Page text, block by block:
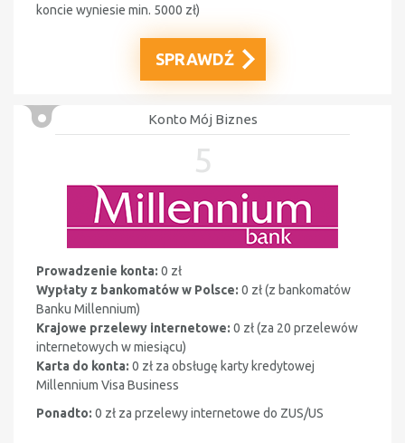
koncie wyniesie min. 5000 zł)
SPRAWDŹ
Konto Mój Biznes
5
Prowadzenie konta: 0 zł
Wypłaty z bankomatów w Polsce: 0 zł (z bankomatów
Banku Millennium)
Krajowe przelewy internetowe: 0 zł (za 20 przelewów
internetowych w miesiącu)
Karta do konta: 0 zł za obsługę karty kredytowej
Millennium Visa Business
Ponadto: 0 zł za przelewy internetowe do ZUS/US